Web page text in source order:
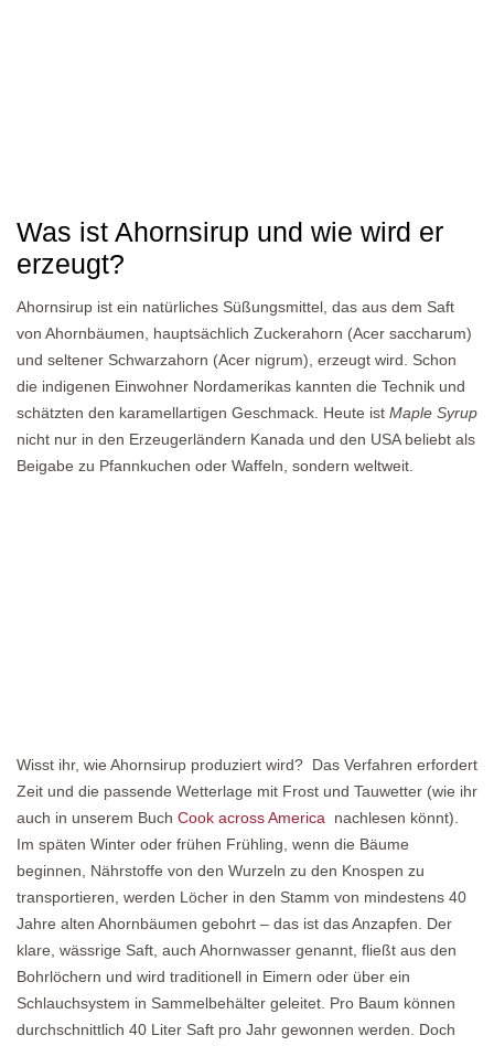
Was ist Ahornsirup und wie wird er
erzeugt?
Ahornsirup ist ein natürliches Süßungsmittel, das aus dem Saft
von Ahornbäumen, hauptsächlich Zuckerahorn (Acer saccharum)
und seltener Schwarzahorn (Acer nigrum), erzeugt wird. Schon
die indigenen Einwohner Nordamerikas kannten die Technik und
schätzten den karamellartigen Geschmack. Heute ist Maple Syrup
nicht nur in den Erzeugerländern Kanada und den USA beliebt als
Beigabe zu Pfannkuchen oder Waffeln, sondern weltweit.
Wisst ihr, wie Ahornsirup produziert wird? Das Verfahren erfordert
Zeit und die passende Wetterlage mit Frost und Tauwetter (wie ihr
auch in unserem Buch Cook across America nachlesen könnt).
Im späten Winter oder frühen Frühling, wenn die Bäume
beginnen, Nährstoffe von den Wurzeln zu den Knospen zu
transportieren, werden Löcher in den Stamm von mindestens 40
Jahre alten Ahornbäumen gebohrt – das ist das Anzapfen. Der
klare, wässrige Saft, auch Ahornwasser genannt, fließt aus den
Bohrlöchern und wird traditionell in Eimern oder über ein
Schlauchsystem in Sammelbehälter geleitet. Pro Baum können
durchschnittlich 40 Liter Saft pro Jahr gewonnen werden. Doch